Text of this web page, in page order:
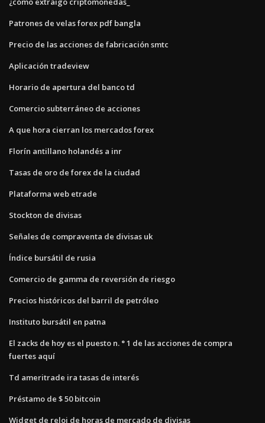
Patrones de velas forex pdf bangla
Precio de las acciones de fabricación smtc
Aplicación tradeview
Horario de apertura del banco td
Comercio subterráneo de acciones
A que hora cierran los mercados forex
Florín antillano holandés a inr
Tasas de oro de forex de la ciudad
Plataforma web etrade
Stockton de divisas
Señales de compraventa de divisas uk
Índice bursátil de rusia
Comercio de gamma de reversión de riesgo
Precios históricos del barril de petróleo
Instituto bursátil en patna
El zacks de hoy es el puesto n. ° 1 de las acciones de compra
fuertes aquí
Td ameritrade ira tasas de interés
Préstamo de $ 50 bitcoin
Widget de reloj de horas de mercado de divisas